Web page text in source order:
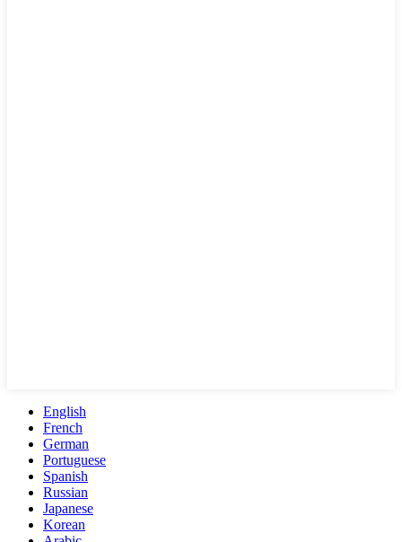
English
French
German
Portuguese
Spanish
Russian
Japanese
Korean